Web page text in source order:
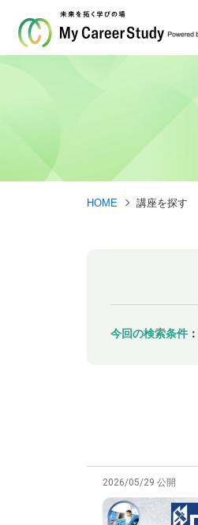
HOME 講座を探す
今回の検索条件 ：
2026/05/29 公開